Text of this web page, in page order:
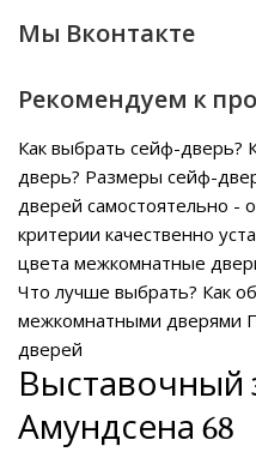
Мы Вконтакте
Рекомендуем к
Как выбрать сейф-дверь?
дверь? Размеры сейф-
дверей самостоятельно -
критерии качественно
цвета межкомнатные
Что лучше выбрать? Как
межкомнатными дверями
дверей
Выставочный
Амундсена 68